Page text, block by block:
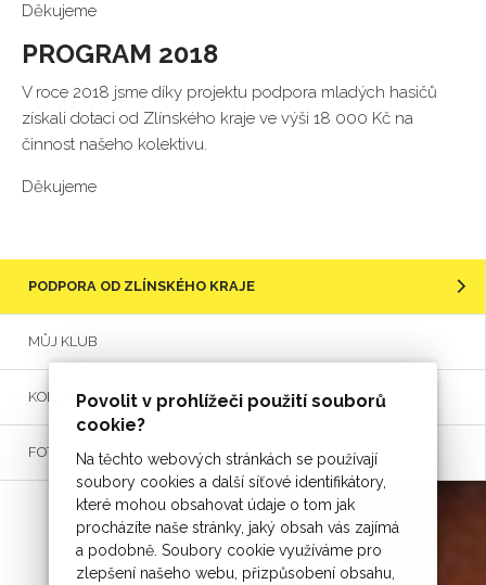
Povolit v prohlížeči použití souborů
cookie?
Na těchto webových stránkách se používají
soubory cookies a další síťové identifikátory,
které mohou obsahovat údaje o tom jak
procházíte naše stránky, jaký obsah vás zajímá
a podobně. Soubory cookie využíváme pro
zlepšení našeho webu, přizpůsobení obsahu,
Děkujeme
PROGRAM 2018
V roce 2018 jsme díky projektu podpora mladých hasičů
získali dotaci od Zlínského kraje ve výši 18 000 Kč na
činnost našeho kolektivu.
Děkujeme
PODPORA OD ZLÍNSKÉHO KRAJE
MŮJ KLUB
KOLEKTIV MLADÝCH HASIČŮ
FOTOGALERIE